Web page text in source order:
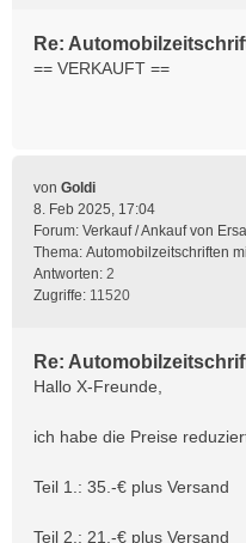
Re:
== VERKAUFT ==
von Goldi
8. Feb 2025, 17:04
Forum: Verkauf / Ankauf von
Thema: Automobilzeitschriften
Antworten: 2
Zugriffe: 11520
Re:
Hallo X-Freunde,
ich habe die Preise
Teil 1.: 35.-€ plus Versand
Teil 2.: 21.-€ plus Versand